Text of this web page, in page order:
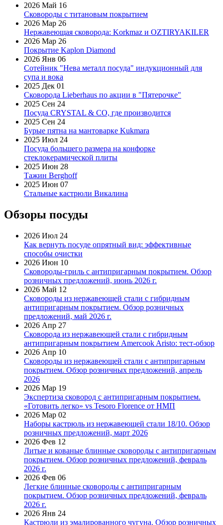
2026 Май 16
Сковороды с титановым покрытием
2026 Мар 26
Нержавеющая сковорода: Korkmaz и OZTIRYAKILER
2026 Мар 26
Покрытие Kaplon Diamond
2026 Янв 06
Сотейник "Нева металл посуда" индукционный для
супа и вока
2025 Дек 01
Сковорода Lieberhaus по акции в "Пятерочке"
2025 Сен 24
Посуда CRYSTAL & CO, где производится
2025 Сен 24
Бурые пятна на мантоварке Kukmara
2025 Июл 24
Посуда большего размера на конфорке
стеклокерамической плиты
2025 Июн 28
Тажин Berghoff
2025 Июн 07
Стальные кастрюли Викалина
Обзоры посуды
2026 Июл 24
Как вернуть посуде опрятный вид: эффективные
способы очистки
2026 Июн 10
Сковороды-гриль с антипригарным покрытием. Обзор
розничных предложений, июнь 2026 г.
2026 Май 12
Сковороды из нержавеющей стали с гибридным
антипригарным покрытием. Обзор розничных
предложений, май 2026 г.
2026 Апр 27
Сковорода из нержавеющей стали с гибридным
антипригарным покрытием Amercook Aristo: тест-обзор
2026 Апр 10
Сковороды из нержавеющей стали с антипригарным
покрытием. Обзор розничных предложений, апрель
2026
2026 Мар 19
Экспертиза сковород с антипригарным покрытием.
«Готовить легко» vs Tesoro Florence от НМП
2026 Мар 02
Наборы кастрюль из нержавеющей стали 18/10. Обзор
розничных предложений, март 2026
2026 Фев 12
Литые и кованые блинные сковороды с антипригарным
покрытием. Обзор розничных предложений, февраль
2026 г.
2026 Фев 06
Легкие блинные сковороды с антипригарным
покрытием. Обзор розничных предложений, февраль
2026 г.
2026 Янв 24
Кастрюли из эмалированного чугуна. Обзор розничных